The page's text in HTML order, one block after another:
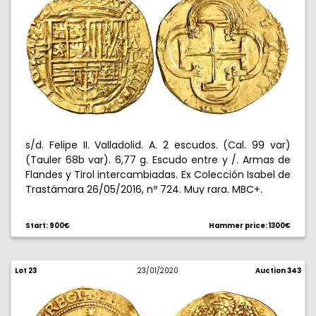
s/d. Felipe II. Valladolid. A. 2 escudos. (Cal. 99 var)
(Tauler 68b var). 6,77 g. Escudo entre y /. Armas de
Flandes y Tirol intercambiadas. Ex Colección Isabel de
Trastámara 26/05/2016, nº 724. Muy rara. MBC+.
Start: 900€ Hammer price: 1300€
Lot 23 23/01/2020 Auction 343